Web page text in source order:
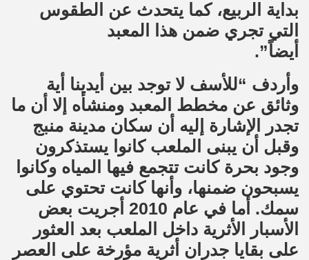
بداية الربيع، كما يتحدث عن الطقوس
التي تجري ضمن هذا المعبد
أيضاً”.
وأردف “للأسف لا توجد بين أيدينا أية
وثائق عن مخطط المعبد ومنشأه إلا أن ما
تجدر الإشارة إليه أن سكان مدينة منبج
وقبل أن يبنى الملعب كانوا يستذكرون
وجود بحرة كانت تتجمع فيها المياه وكانوا
يسبحون ضمنها، وأنها كانت تحتوي على
سمك. أما في عام 2010 أجريت بعض
الأسبار الأثرية داخل الملعب بعد العثور
على بقايا جدران أثرية مؤرخة على العصر